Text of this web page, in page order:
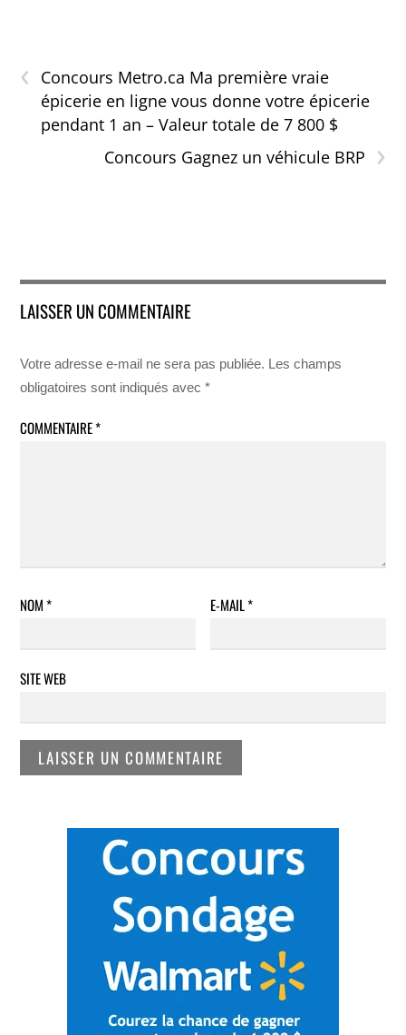
‹
Concours Metro.ca Ma première vraie
épicerie en ligne vous donne votre épicerie
pendant 1 an – Valeur totale de 7 800 $
›
Concours Gagnez un véhicule BRP
LAISSER UN COMMENTAIRE
Votre adresse e-mail ne sera pas publiée. Les champs
obligatoires sont indiqués avec*
COMMENTAIRE*
NOM* E-MAIL*
SITE WEB